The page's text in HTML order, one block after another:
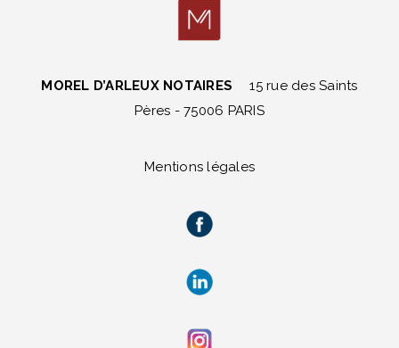
MOREL D’ARLEUX NOTAIRES
15 rue des Saints
Pères - 75006 PARIS
Mentions légales